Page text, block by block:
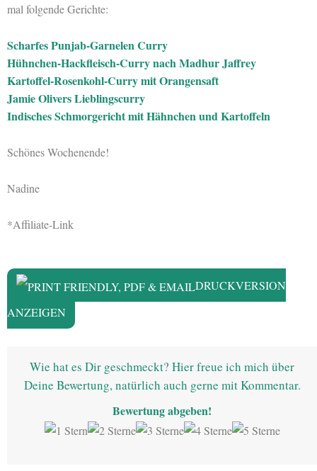
mal folgende Gerichte:
Scharfes Punjab-Garnelen Curry
Hühnchen-Hackfleisch-Curry nach Madhur Jaffrey
Kartoffel-Rosenkohl-Curry mit Orangensaft
Jamie Olivers Lieblingscurry
Indisches Schmorgericht mit Hähnchen und Kartoffeln
Schönes Wochenende!
Nadine
*Affiliate-Link
DRUCKVERSION
ANZEIGEN
Wie hat es Dir geschmeckt? Hier freue ich mich über
Deine Bewertung, natürlich auch gerne mit Kommentar.
Bewertung abgeben!